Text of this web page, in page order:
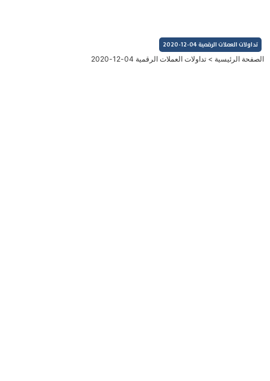
المحتوى
تداولات العملات الرقمية 04-12-2020
الصفحة الرئيسية > تداولات العملات الرقمية 04-12-2020